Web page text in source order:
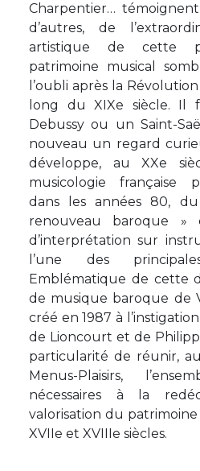
Charpentier…
d’autres, de
artistique de cette
patrimoine musical
l’oubli après la
long du XIXe siècle. Il
Debussy ou un Saint-
nouveau un regard
développe, au XXe
musicologie française
dans les années 80,
renouveau baroque »
d’interprétation sur
l’une des
Emblématique de cette
de musique baroque de
créé en 1987 à
de Lioncourt et de
particularité de réunir,
Menus-Plaisirs,
nécessaires à la
valorisation du
XVIIe et XVIIIe siècles.